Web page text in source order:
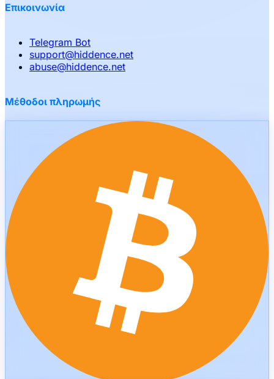
Επικοινωνία
Telegram Bot
support@hiddence.net
abuse@hiddence.net
Μέθοδοι πληρωμής